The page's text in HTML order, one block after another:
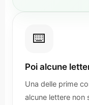
⌨️
Poi alcune
Una delle prime
alcune lettere non